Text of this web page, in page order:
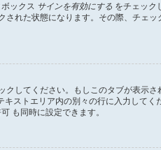
ックス サインを有効にする をチェック
された状態になります。その際、チェ
してください。もしこのタブが表示
ストエリア内の別々の行に入力してく
も同時に設定できます。